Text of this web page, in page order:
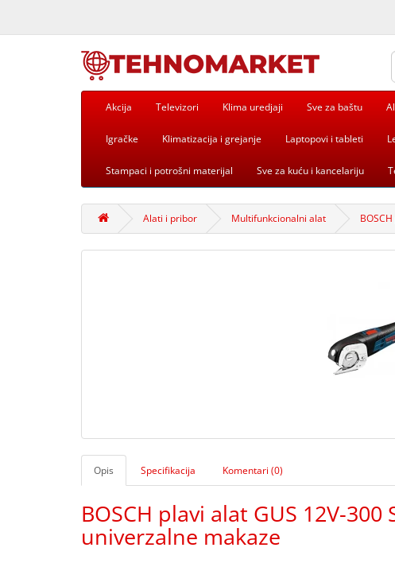
Akcija Televizori Klima uredjaji Sve za baštu
Igračke Klimatizacija i grejanje Laptopovi i tableti
Stampaci i potrošni materijal Sve za kuću i kancelariju
Alati i pribor Multifunkcionalni alat
Opis Specifikacija Komentari (0)
BOSCH plavi alat GUS 12V-
univerzalne makaze